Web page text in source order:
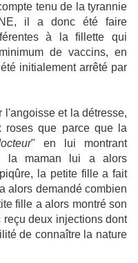
tenu de la tyrannie
il a donc été faire
à la fillette qui
de vaccins, en
initialement arrêté par
l'angoisse et la détresse,
roses que parce que la
" en lui montrant
la maman lui a alors
la petite fille a fait
alors demandé combien
fille a alors montré son
reçu deux injections dont
de connaître la nature